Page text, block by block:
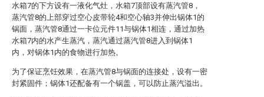
水箱7的下方设有一液化气灶，水箱7顶部设有蒸汽管8，
蒸汽管8的上部穿过空心皮带轮4和空心轴3并伸出锅体1的
锅面，蒸汽管8通过一卡位元件11与锅体1相连，通过加热
水箱7内的水产生蒸汽，蒸汽通过蒸汽管8进入到锅体1
内，对锅体1内的食物进行加热。
为了保证烹饪效果，在蒸汽管8与锅面的连接处，设有一密
封紧固件；锅体1还配备有一个锅盖，可以防止蒸汽溢出。